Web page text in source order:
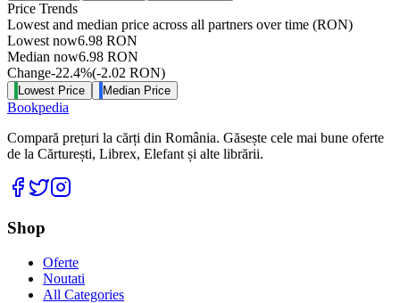
Price Trends
Lowest and median price across all partners over time (RON)
Lowest now6.98 RON
Median now6.98 RON
Change-22.4%(-2.02 RON)
Lowest Price Median Price
Bookpedia
Compară prețuri la cărți din România. Găsește cele mai bune oferte
de la Cărturești, Librex, Elefant și alte librării.
Facebook
Twitter
Shop
Oferte
Noutati
All Categories